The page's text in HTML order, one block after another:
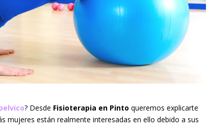
? Desde Fisioterapia en Pinto queremos explicarte
mujeres están realmente interesadas en ello debido a sus